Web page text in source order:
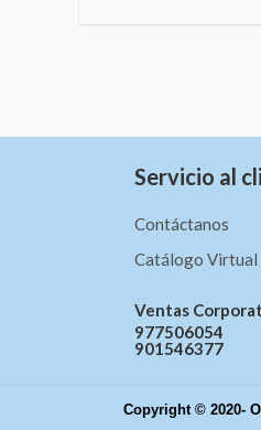
Servicio al
Contáctanos
Catálogo Virtual
Ventas
977506054
901546377
Copyright © 2020-